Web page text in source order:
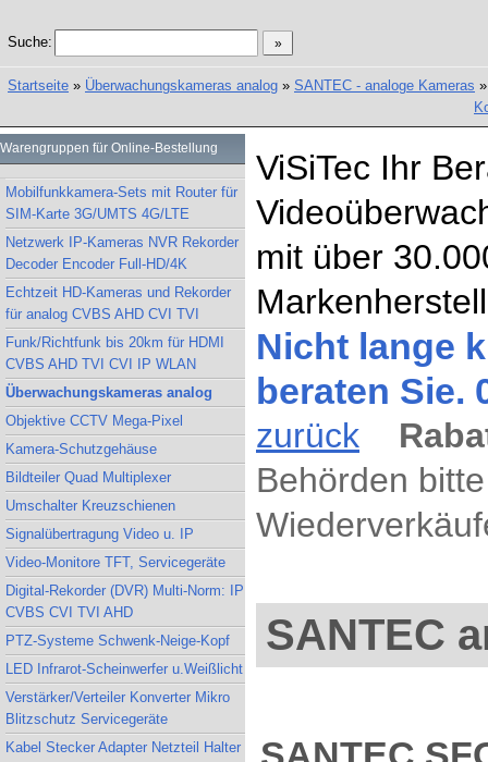
Suche:
Startseite » Überwachungskameras analog » SANTEC - analoge Kameras
Warengruppen für Online-Bestellung
Mobilfunkkamera-Sets mit Router für
SIM-Karte 3G/UMTS 4G/LTE
Netzwerk IP-Kameras NVR Rekorder
Decoder Encoder Full-HD/4K
Echtzeit HD-Kameras und Rekorder
für analog CVBS AHD CVI TVI
Funk/Richtfunk bis 20km für HDMI
CVBS AHD TVI CVI IP WLAN
Überwachungskameras analog
Objektive CCTV Mega-Pixel
Kamera-Schutzgehäuse
Bildteiler Quad Multiplexer
Umschalter Kreuzschienen
Signalübertragung Video u. IP
Video-Monitore TFT, Servicegeräte
Digital-Rekorder (DVR) Multi-Norm: IP
CVBS CVI TVI AHD
PTZ-Systeme Schwenk-Neige-Kopf
LED Infrarot-Scheinwerfer u.Weißlicht
Verstärker/Verteiler Konverter Mikro
Blitzschutz Servicegeräte
Kabel Stecker Adapter Netzteil Halter
ViSiTec Ihr
mit über
Nicht lange
beraten Sie.
zurück
Behörden
SANTEC